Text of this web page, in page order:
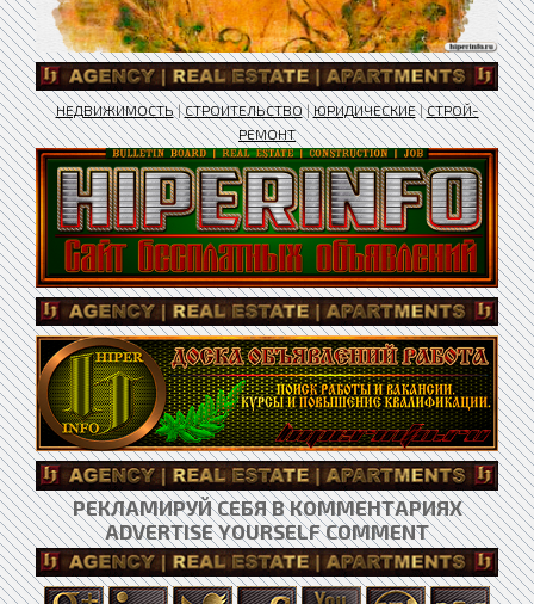
НЕДВИЖИМОСТЬ|СТРОИТЕЛЬСТВО|ЮРИДИЧЕСКИЕ|СТРОЙ-
РЕМОНТ
РЕКЛАМИРУЙ СЕБЯ В КОММЕНТАРИЯХ
ADVERTISE YOURSELF COMMENT